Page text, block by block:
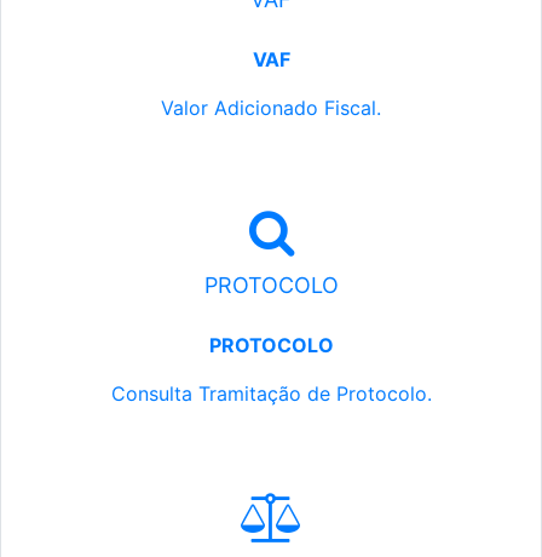
VAF
Valor Adicionado Fiscal.
PROTOCOLO
PROTOCOLO
Consulta Tramitação de Protocolo.